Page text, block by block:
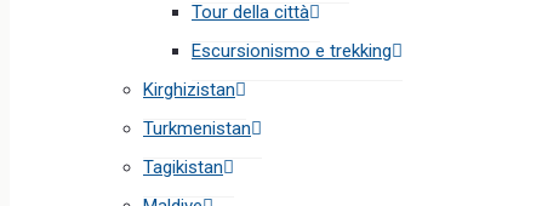
Tour della città
Escursionismo e trekking
Kirghizistan
Turkmenistan
Tagikistan